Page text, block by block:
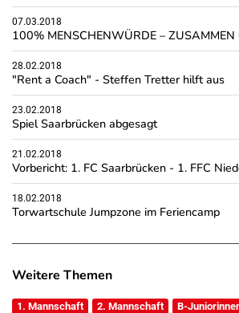
07.03.2018
100% MENSCHENWÜRDE – ZUSAMMEN
28.02.2018
"Rent a Coach" - Steffen Tretter hilft aus
23.02.2018
Spiel Saarbrücken abgesagt
21.02.2018
Vorbericht: 1. FC Saarbrücken - 1. FFC
18.02.2018
Torwartschule Jumpzone im Feriencamp
Weitere Themen
1. Mannschaft 2. Mannschaft B-